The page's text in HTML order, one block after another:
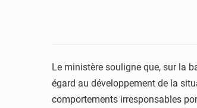
Le ministère souligne que, sur la
égard au développement de la
comportements irresponsables